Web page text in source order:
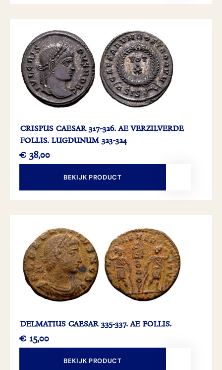
CRISPUS CAESAR 317-326. AE VERZILVERDE
FOLLIS. LUGDUNUM 323-324
€ 38,00
BEKIJK PRODUCT
DELMATIUS CAESAR 335-337. AE FOLLIS.
€ 15,00
BEKIJK PRODUCT